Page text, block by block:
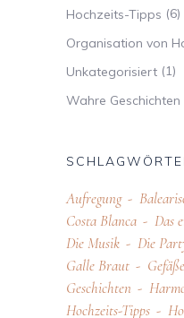
Hochzeits-Tipps (6)
Organisation von
Unkategorisiert (1)
Wahre Geschichten
Aufregung
Costa Blanca
Das
Die Musik
Die
Galle Braut
Gefäße
Geschichten
Hochzeits-Tipps